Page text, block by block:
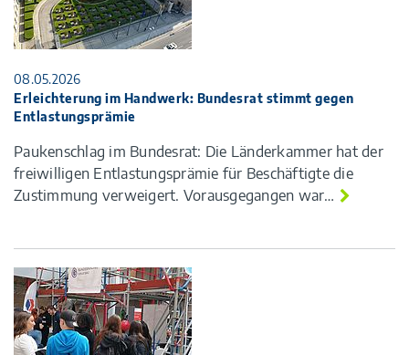
08.05.2026
Erleichterung im Handwerk: Bundesrat stimmt gegen
Entlastungsprämie
Paukenschlag im Bundesrat: Die Länderkammer hat der
freiwilligen Entlastungsprämie für Beschäftigte die
Zustimmung verweigert. Vorausgegangen war…